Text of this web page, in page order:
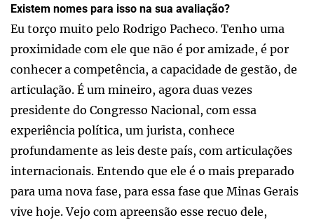
Existem nomes para isso na sua avaliação?
Eu torço muito pelo Rodrigo Pacheco. Tenho uma
proximidade com ele que não é por amizade, é por
conhecer a competência, a capacidade de gestão, de
articulação. É um mineiro, agora duas vezes
presidente do Congresso Nacional, com essa
experiência política, um jurista, conhece
profundamente as leis deste país, com articulações
internacionais. Entendo que ele é o mais preparado
para uma nova fase, para essa fase que Minas Gerais
vive hoje. Vejo com apreensão esse recuo dele,